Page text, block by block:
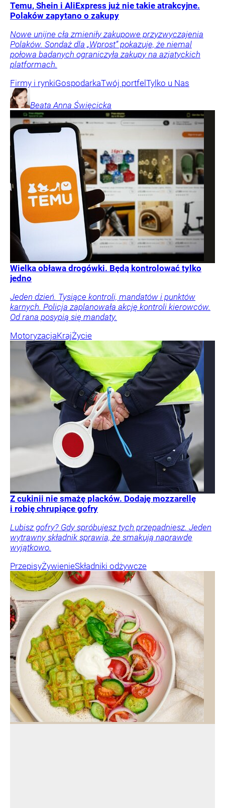
Temu, Shein i AliExpress już nie takie atrakcyjne.
Polaków zapytano o zakupy
Nowe unijne cła zmieniły zakupowe przyzwyczajenia
Polaków. Sondaż dla „Wprost” pokazuje, że niemal
połowa badanych ograniczyła zakupy na azjatyckich
platformach.
Firmy i rynkiGospodarkaTwój portfel Tylko u Nas
Beata Anna Święcicka
Wielka obława drogówki. Będą kontrolować tylko
jedno
Jeden dzień. Tysiące kontroli, mandatów i punktów
karnych. Policja zaplanowała akcję kontroli kierowców.
Od rana posypią się mandaty.
MotoryzacjaKrajŻycie
Z cukinii nie smażę placków. Dodaję mozzarellę
i robię chrupiące gofry
Lubisz gofry? Gdy spróbujesz tych przepadniesz. Jeden
wytrawny składnik sprawia, że smakują naprawdę
wyjątkowo.
PrzepisyŻywienieSkładniki odżywcze